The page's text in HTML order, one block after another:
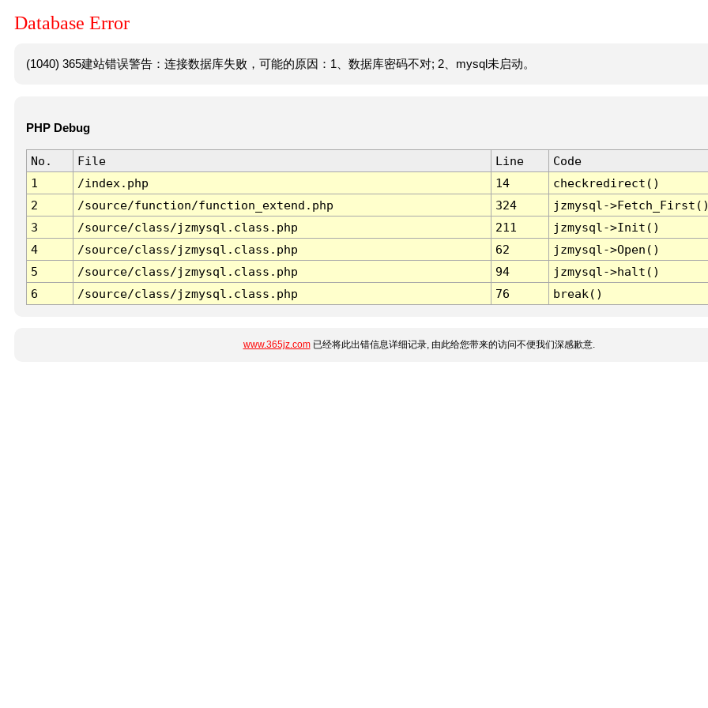
Database Error
(1040) 365建站错误警告：连接数据库失败，可能的原因：1、数据库密码不对; 2、mysql未启动。
PHP Debug
No. File Line
Code
1
/index.php 14
checkredirect()
2
/source/function/function_extend.php 324
jzmysql-
3
/source/class/jzmysql.class.php 211
jzmysql->Init()
4
/source/class/jzmysql.class.php 62
jzmysql->Open()
5
/source/class/jzmysql.class.php 94
jzmysql->halt()
6
/source/class/jzmysql.class.php 76 break()
www.365jz.com已经将此出错信息详细记录, 由此给您带来的访问不便我们深感歉意.